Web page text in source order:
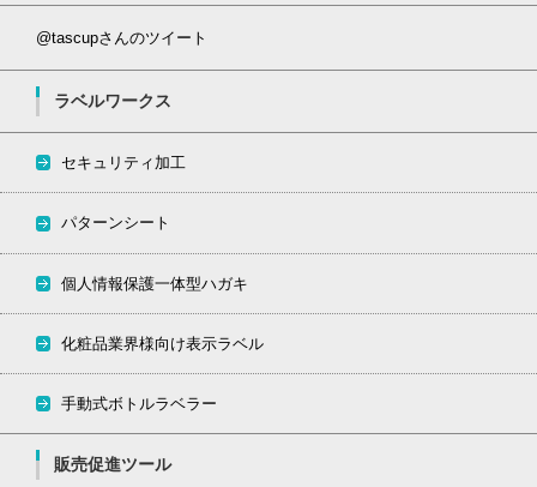
@tascupさんのツイート
ラベルワークス
セキュリティ加工
パターンシート
個人情報保護一体型ハガキ
化粧品業界様向け表示ラベル
手動式ボトルラベラー
販売促進ツール